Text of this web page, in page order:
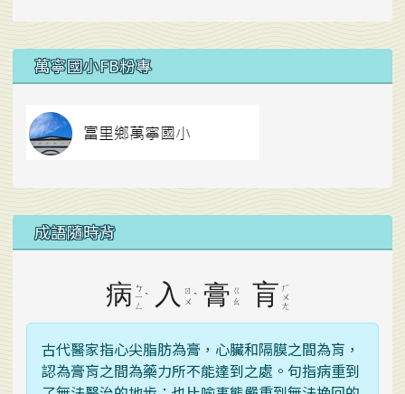
右邊區域內容
萬寧國小FB粉專
成語隨時背
病 ㄅ
ㄧ
ㄥ
ˋ 入
ㄖ
ㄨ ˋ 膏 ㄍ
ㄠ
肓 ㄏ
ㄨ
ㄤ
古代醫家指心尖脂肪為膏，心臟和隔膜之間為肓，
認為膏肓之間為藥力所不能達到之處。句指病重到